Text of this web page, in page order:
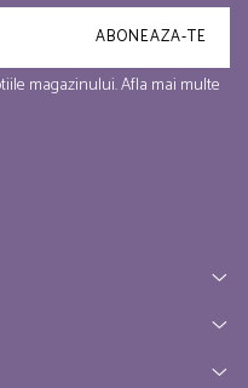
magazinului. Afla mai multe